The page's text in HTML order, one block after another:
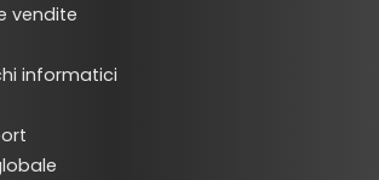
vendite
informatici